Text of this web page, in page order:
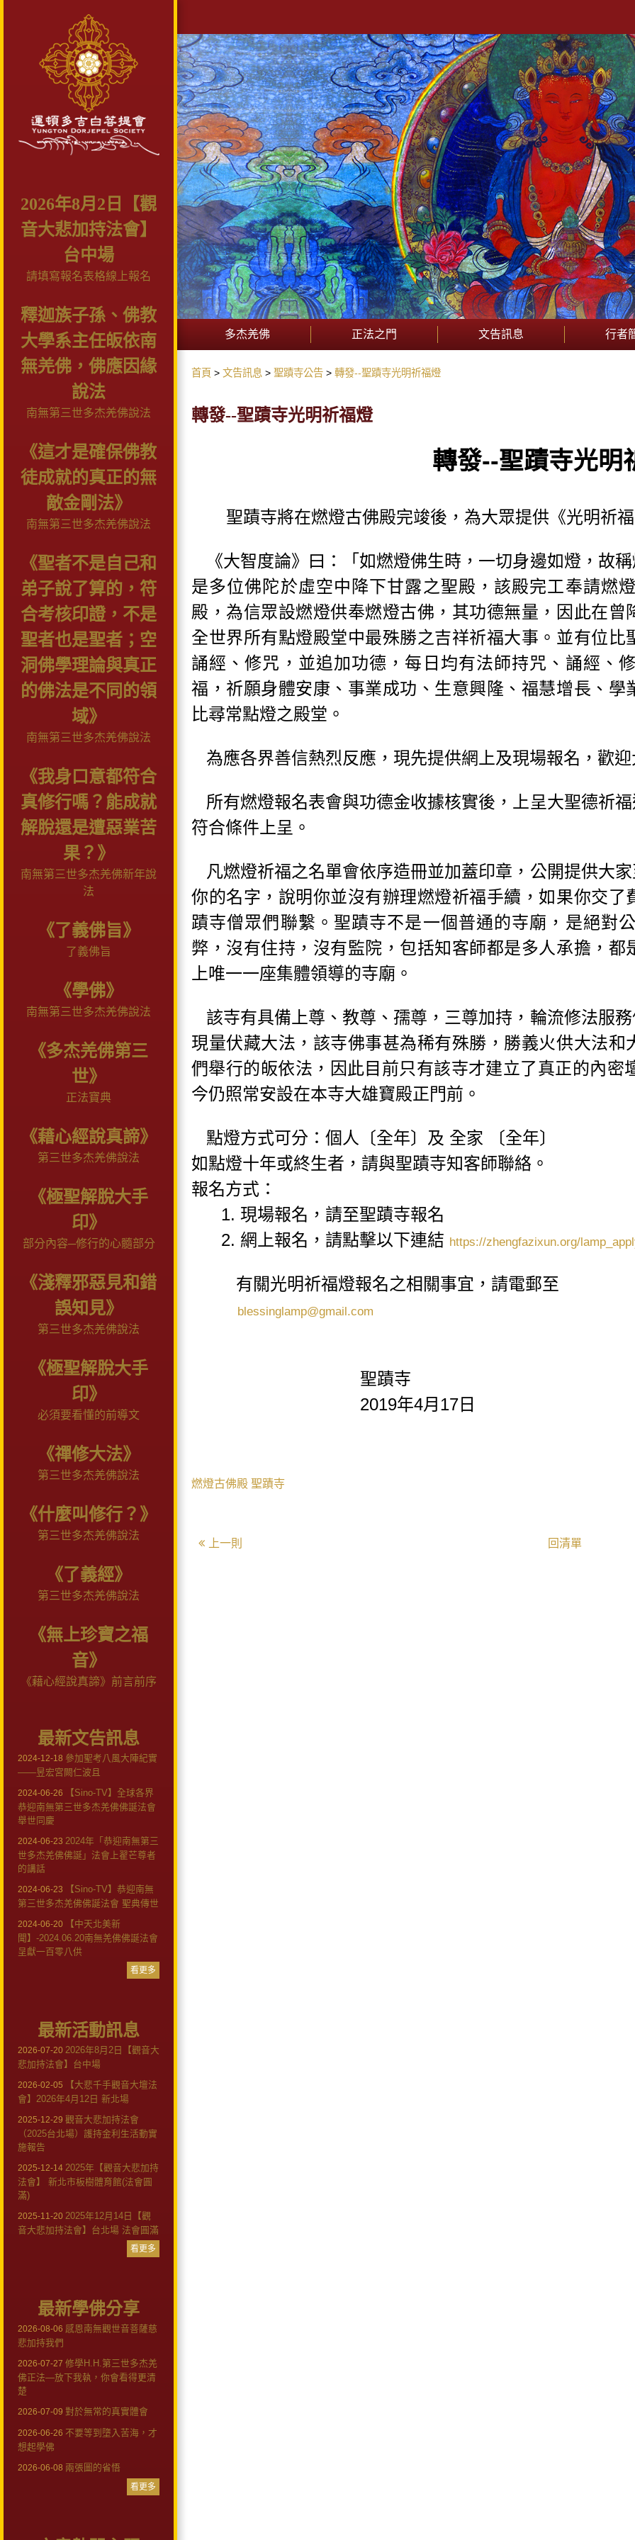
2026年8月2日【觀
音大悲加持法會】
台中場
請填寫報名表格線上報名
釋迦族子孫、佛教
大學系主任皈依南
無羌佛，佛應因緣
說法
南無第三世多杰羌佛說法
《這才是確保佛教
徒成就的真正的無
敵金剛法》
南無第三世多杰羌佛說法
《聖者不是自己和
弟子說了算的，符
合考核印證，不是
聖者也是聖者；空
洞佛學理論與真正
的佛法是不同的領
域》
南無第三世多杰羌佛說法
《我身口意都符合
真修行嗎？能成就
解脫還是遭惡業苦
果？》
南無第三世多杰羌佛新年說
法
《了義佛旨》
了義佛旨
《學佛》
南無第三世多杰羌佛說法
《多杰羌佛第三
世》
正法寶典
《藉心經說真諦》
第三世多杰羌佛說法
《極聖解脫大手
印》
部分內容─修行的心髓部分
《淺釋邪惡見和錯
誤知見》
第三世多杰羌佛說法
《極聖解脫大手
印》
必須要看懂的前導文
《禪修大法》
第三世多杰羌佛說法
《什麼叫修行？》
第三世多杰羌佛說法
《了義經》
第三世多杰羌佛說法
《無上珍寶之福
音》
《藉心經說真諦》前言前序
最新文告訊息
2024-12-18 參加聖考八風大陣紀實
——昱宏宮闕仁波且
2024-06-26
【Sino-TV】全球各界
恭迎南無第三世多杰羌佛佛誕法會
舉世同慶
2024-06-23 2024年「恭迎南無第三
世多杰羌佛佛誕」法會上翟芒尊者
的講話
2024-06-23
【Sino-TV】恭迎南無
第三世多杰羌佛佛誕法會 聖典傳世
2024-06-20
【中天北美新
聞】-2024.06.20南無羌佛佛誕法會
呈獻一百零八供
看更多
最新活動訊息
2026-07-20 2026年8月2日【觀音大
悲加持法會】台中場
2026-02-05
【大悲千手觀音大壇法
會】2026年4月12日 新北場
2025-12-29 觀音大悲加持法會
（2025台北場）護持金利生活動實
施報告
2025-12-14 2025年【觀音大悲加持
法會】 新北市板樹體育館(法會圓
滿)
2025-11-20 2025年12月14日【觀
音大悲加持法會】台北場 法會圓滿
看更多
最新學佛分享
2026-08-06 感恩南無觀世音菩薩慈
悲加持我們
2026-07-27 修學H.H.第三世多杰羌
佛正法—放下我執，你會看得更清
楚
2026-07-09 對於無常的真實體會
2026-06-26 不要等到墮入苦海，才
想起學佛
2026-06-08 兩張圖的省悟
看更多
多杰羌佛 正法之門 文告訊息 行者
首頁 文告訊息 聖蹟寺公告 轉發--聖蹟寺光明祈福燈
轉發--聖蹟寺光明祈福燈
轉發--聖蹟寺光明
聖蹟寺將在燃燈古佛殿完竣後，為大眾提供《光明祈
《大智度論》曰：「如燃燈佛生時，一切身邊如燈，故
是多位佛陀於虛空中降下甘露之聖殿，該殿完工奉請燃
殿，為信眾設燃燈供奉燃燈古佛，其功德無量，因此在
全世界所有點燈殿堂中最殊勝之吉祥祈福大事。並有位
誦經、修咒，並追加功德，每日均有法師持咒、誦經、
福，祈願身體安康、事業成功、生意興隆、福慧增長、
比尋常點燈之殿堂。
為應各界善信熱烈反應，現先提供網上及現場報名，歡
所有燃燈報名表會與功德金收據核實後，上呈大聖德祈
符合條件上呈。
凡燃燈祈福之名單會依序造冊並加蓋印章，公開提供大
你的名字，說明你並沒有辦理燃燈祈福手續，如果你交
蹟寺僧眾們聯繫。聖蹟寺不是一個普通的寺廟，是絕對
弊，沒有住持，沒有監院，包括知客師都是多人承擔，
上唯一一座集體領導的寺廟。
該寺有具備上尊、教尊、孺尊，三尊加持，輪流修法服
現量伏藏大法，該寺佛事甚為稀有殊勝，勝義火供大法
們舉行的皈依法，因此目前只有該寺才建立了真正的內密
今仍照常安設在本寺大雄寶殿正門前。
點燈方式可分：個人〔全年〕及 全家
〔全年〕
如點燈十年或終生者，請與聖蹟寺知客師聯絡。
報名方式：
1. 現場報名，請至聖蹟寺報名
2. 網上報名，請點擊以下連結 https://zhengfazixun.org/
有關光明祈福燈報名之相關事宜，請電郵至
blessinglamp@gmail.com
聖蹟寺
2019年4月 17 日
燃燈古佛殿 聖蹟寺
上一則 回清單